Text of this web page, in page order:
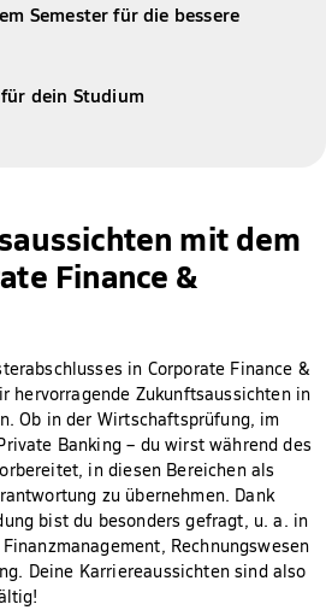
Semester für die bessere
dein Studium
mit dem
Finance &
in Corporate Finance &
hervorragende Zukunftsaussichten in
Ob in der Wirtschaftsprüfung, im
Banking – du wirst während des
in diesen Bereichen als
zu übernehmen. Dank
bist du besonders gefragt, u. a. in
Rechnungswesen
Deine Karriereaussichten sind also